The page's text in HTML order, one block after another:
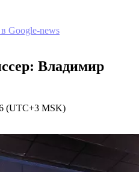
Google-news
Владимир
(UTC+3 MSK)